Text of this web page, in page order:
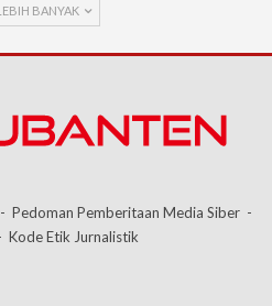
BANYAK
- Pedoman Pemberitaan Media Siber -
Kode Etik Jurnalistik